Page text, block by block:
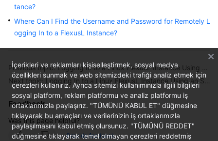
tance?
Where Can I Find the Username and Password for Remotely L
ogging In to a FlexusL Instance?
Feedback
Was this page helpful?
Provide feedback
İçerikleri ve reklamları kişiselleştirmek, sosyal medya
özellikleri sunmak ve web sitemizdeki trafiği analiz etmek için
çerezleri kullanırız. Ayrıca sitemizi kullanımınızla ilgili bilgileri
sosyal platform, reklam platformu ve analiz platformu iş
ortaklarımızla paylaşırız. "TÜMÜNÜ KABUL ET" düğmesine
tıklayarak bu amaçları ve verilerinizin iş ortaklarımızla
paylaşılmasını kabul etmiş olursunuz. "TÜMÜNÜ REDDET"
düğmesine tıklayarak temel olmayan çerezleri reddetmiş